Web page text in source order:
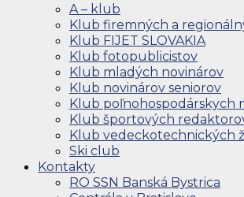
A – klub
Klub firemných a
Klub FIJET SLOVAKIA
Klub fotopublicistov
Klub mladých novinárov
Klub novinárov seniorov
Klub poľnohospodárskych
Klub športových
Klub vedeckotechnických
Ski club
Kontakty
RO SSN Banská Bystrica